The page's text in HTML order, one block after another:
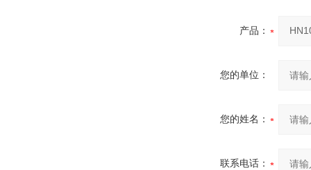
产品：
您的单位：
您的姓名：
联系电话：